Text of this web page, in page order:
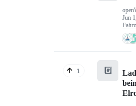
Jun
1 #️⃣